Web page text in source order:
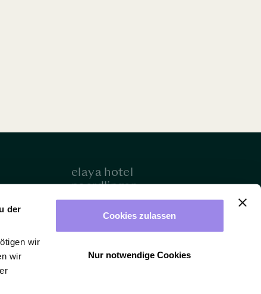
der
wir
wir
Cookies zulassen
Nur notwendige Cookies
elaya hotel
noerdlingen